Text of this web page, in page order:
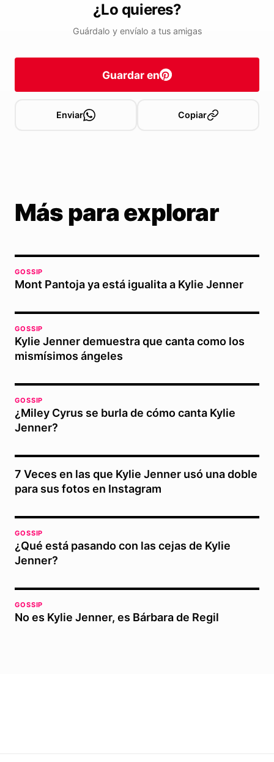
¿Lo quieres?
Guárdalo y envíalo a tus amigas
Guardar en
Enviar Copiar
Más para explorar
GOSSIP
Mont Pantoja ya está igualita a Kylie Jenner
GOSSIP
Kylie Jenner demuestra que canta como los
mismísimos ángeles
GOSSIP
¿Miley Cyrus se burla de cómo canta Kylie
Jenner?
7 Veces en las que Kylie Jenner usó una doble
para sus fotos en Instagram
GOSSIP
¿Qué está pasando con las cejas de Kylie
Jenner?
GOSSIP
No es Kylie Jenner, es Bárbara de Regil